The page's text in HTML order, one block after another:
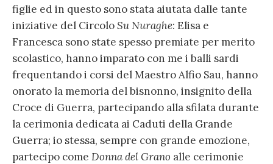
figlie ed in questo sono stata aiutata dalle tante
iniziative del CircoloSu Nuraghe: Elisa e
Francesca sono state spesso premiate per merito
scolastico, hanno imparato con me i balli sardi
frequentando i corsi del Maestro Alfio Sau, hanno
onorato la memoria del bisnonno, insignito della
Croce di Guerra, partecipando alla sfilata durante
la cerimonia dedicata ai Caduti della Grande
Guerra; io stessa, sempre con grande emozione,
partecipo come Donna del Grano alle cerimonie